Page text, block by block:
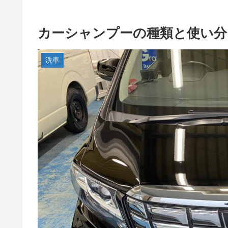
カーシャンプーの種類と使い
洗車